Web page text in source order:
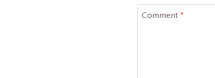
Comment *